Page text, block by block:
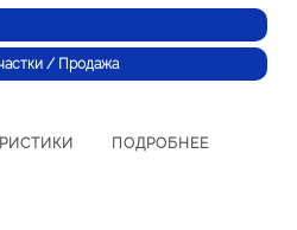
/ Продажа
ПОДРОБНЕЕ